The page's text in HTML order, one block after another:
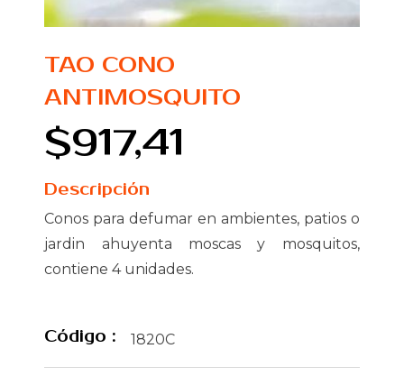
TAO CONO
ANTIMOSQUITO
$917,41
Descripción
Conos para defumar en ambientes, patios o
jardin ahuyenta moscas y mosquitos,
contiene 4 unidades.
Código : 1820C